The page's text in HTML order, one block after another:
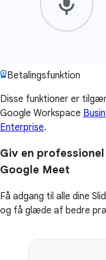
Betalingsfunktion
Disse funktioner er
Google Workspace
Enterprise.
Giv en
Google Meet
Få adgang til alle dine
og få glæde af bedre